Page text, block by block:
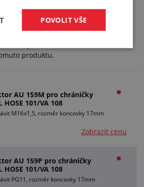
(2)
produktu.
AU 159M pro chráničky
HOSE 101/VA 108
M16x1,5, rozměr koncovky 17mm
Zobrazit cenu
AU 159P pro chráničky
HOSE 101/VA 108
PG11, rozměr koncovky 17mm
POVOLIT VŠE